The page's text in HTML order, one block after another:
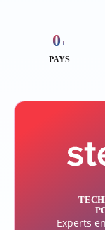
0+
PAYS
Experts